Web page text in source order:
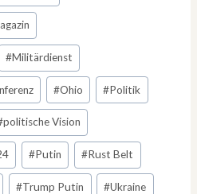
#Militärdienst
#Ohio #Politik
politische Vision
#Putin #Rust Belt
#Trump Putin #Ukraine